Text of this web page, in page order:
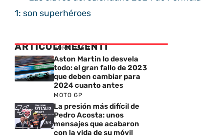
1: son superhéroes
ARTICOLI RECENTI
FORMULA 1
Aston Martin lo desvela
todo: el gran fallo de 2023
que deben cambiar para
2024 cuanto antes
MOTO GP
La presión más difícil de
Pedro Acosta: unos
mensajes que acabaron
con la vida de su móvil